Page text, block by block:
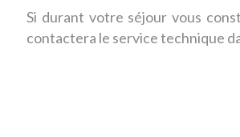
Si durant votre séjour vous
contactera le service technique